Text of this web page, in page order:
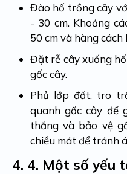
Đào hố trồng cây
- 30 cm. Khoảng
50 cm và hàng cách
Đặt rễ cây xuống
gốc cây.
Phủ lớp đất, tro
quanh gốc cây để
thẳng và bảo vệ
chiều mát để tránh
4. 4. Một số yếu